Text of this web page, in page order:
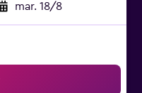
mar. 18/8